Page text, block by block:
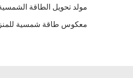
مولد تحويل الطاقة
معكوس طاقة شمسية